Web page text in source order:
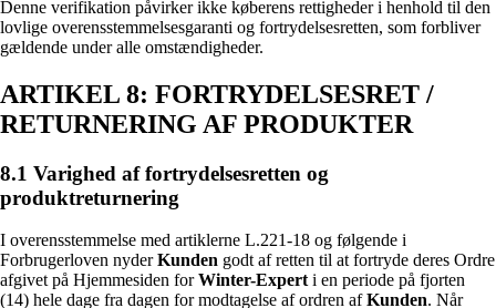
Denne verifikation påvirker ikke køberens rettigheder i henhold til den
lovlige overensstemmelsesgaranti og fortrydelsesretten, som forbliver
gældende under alle omstændigheder.
ARTIKEL 8: FORTRYDELSESRET /
RETURNERING AF PRODUKTER
8.1 Varighed af fortrydelsesretten og
produktreturnering
I overensstemmelse med artiklerne L.221-18 og følgende i
Forbrugerloven nyderKunden godt af retten til at fortryde deres Ordre
afgivet på Hjemmesiden forWinter-Expert i en periode på fjorten
(14) hele dage fra dagen for modtagelse af ordren afKunden. Når